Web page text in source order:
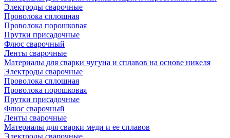
Электроды сварочные
Проволока сплошная
Проволока порошковая
Прутки присадочные
Флюс сварочный
Ленты сварочные
Материалы для сварки чугуна и сплавов на основе никеля
Электроды сварочные
Проволока сплошная
Проволока порошковая
Прутки присадочные
Флюс сварочный
Ленты сварочные
Материалы для сварки меди и ее сплавов
Электроды сварочные